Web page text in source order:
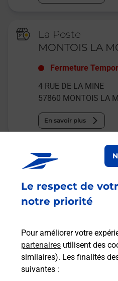
Le respect de
notre priorité
Pour améliorer votre
partenaires utilisent des
similaires). Les finalités
suivantes :
La Poste
MONTOIS LA
Fermeture
4 RUE DE LA MINE
57860 MONTOIS LA
En savoir plus
Malin !
La Poste
en ligne